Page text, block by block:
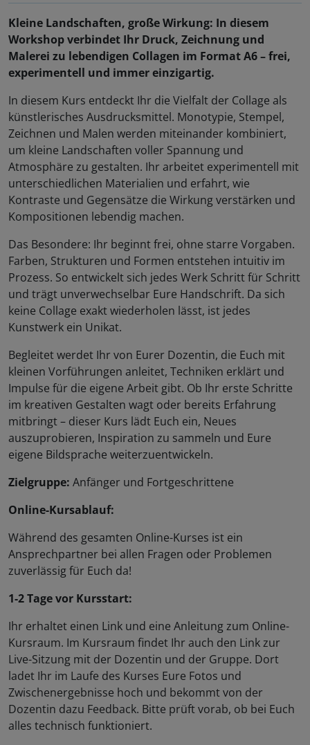
Kleine Landschaften, große Wirkung: In diesem
Workshop verbindet Ihr Druck, Zeichnung und
Malerei zu lebendigen Collagen im Format A6 – frei,
experimentell und immer einzigartig.
In diesem Kurs entdeckt Ihr die Vielfalt der Collage als
künstlerisches Ausdrucksmittel. Monotypie, Stempel,
Zeichnen und Malen werden miteinander kombiniert,
um kleine Landschaften voller Spannung und
Atmosphäre zu gestalten. Ihr arbeitet experimentell mit
unterschiedlichen Materialien und erfahrt, wie
Kontraste und Gegensätze die Wirkung verstärken und
Kompositionen lebendig machen.
Das Besondere: Ihr beginnt frei, ohne starre Vorgaben.
Farben, Strukturen und Formen entstehen intuitiv im
Prozess. So entwickelt sich jedes Werk Schritt für Schritt
und trägt unverwechselbar Eure Handschrift. Da sich
keine Collage exakt wiederholen lässt, ist jedes
Kunstwerk ein Unikat.
Begleitet werdet Ihr von Eurer Dozentin, die Euch mit
kleinen Vorführungen anleitet, Techniken erklärt und
Impulse für die eigene Arbeit gibt. Ob Ihr erste Schritte
im kreativen Gestalten wagt oder bereits Erfahrung
mitbringt – dieser Kurs lädt Euch ein, Neues
auszuprobieren, Inspiration zu sammeln und Eure
eigene Bildsprache weiterzuentwickeln.
Zielgruppe: Anfänger und Fortgeschrittene
Online-Kursablauf:
Während des gesamten Online-Kurses ist ein
Ansprechpartner bei allen Fragen oder Problemen
zuverlässig für Euch da!
1-2 Tage vor Kursstart:
Ihr erhaltet einen Link und eine Anleitung zum Online-
Kursraum. Im Kursraum findet Ihr auch den Link zur
Live-Sitzung mit der Dozentin und der Gruppe. Dort
ladet Ihr im Laufe des Kurses Eure Fotos und
Zwischenergebnisse hoch und bekommt von der
Dozentin dazu Feedback. Bitte prüft vorab, ob bei Euch
alles technisch funktioniert.